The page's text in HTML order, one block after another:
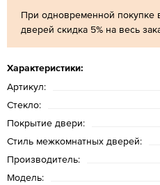
При одновременной покупке
дверей скидка 5% на весь
Характеристики:
Артикул:
Стекло:
Покрытие двери:
Стиль межкомнатных дверей:
Производитель:
Модель: